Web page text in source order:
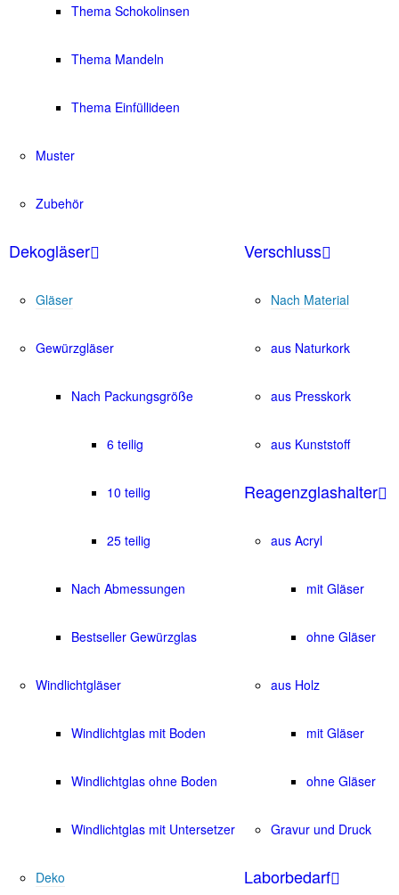
Thema Schokolinsen
Thema Mandeln
Thema Einfüllideen
Muster
Zubehör
Dekogläser
Gläser
Gewürzgläser
Nach Packungsgröße
6 teilig
10 teilig
25 teilig
Nach Abmessungen
Bestseller Gewürzglas
Windlichtgläser
Windlichtglas mit Boden
Windlichtglas ohne Boden
Windlichtglas mit Untersetzer
Deko
Verschluss
Nach Material
aus Naturkork
aus Presskork
aus Kunststoff
Reagenzglashalter
aus Acryl
mit Gläser
ohne Gläser
aus Holz
mit Gläser
ohne Gläser
Gravur und Druck
Laborbedarf